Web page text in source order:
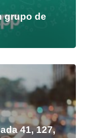
grupo de
41, 127,